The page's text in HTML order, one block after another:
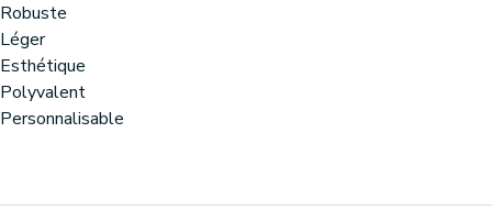
Robuste
Léger
Esthétique
Polyvalent
Personnalisable